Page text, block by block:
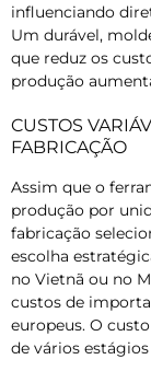
influenciando
Um durável,
que reduz os
produção
CUSTOS
FABRICAÇÃO
Assim que o
produção por
fabricação
escolha
no Vietnã ou no
custos de
europeus. O
de vários